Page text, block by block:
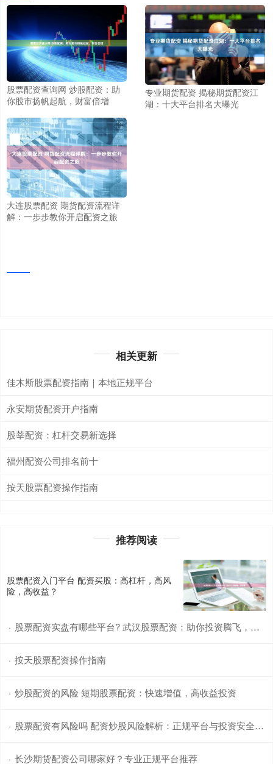
股票配资查询网 炒股配资：助
你股市扬帆起航，财富倍增
专业期货配资 揭秘期货配资江
湖：十大平台排名大曝光
大连股票配资 期货配资流程详
解：一步步教你开启配资之旅
相关更新
佳木斯股票配资指南｜本地正规平台
永安期货配资开户指南
股莘配资：杠杆交易新选择
福州配资公司排名前十
按天股票配资操作指南
推荐阅读
股票配资入门平台 配资买股：高杠杆，高风
险，高收益？
· 股票配资实盘有哪些平台? 武汉股票配资：助你投资腾飞，轻松获利
· 按天股票配资操作指南
· 炒股配资的风险 短期股票配资：快速增值，高收益投资
· 股票配资有风险吗 配资炒股风险解析：正规平台与投资安全须知
· 长沙期货配资公司哪家好？专业正规平台推荐